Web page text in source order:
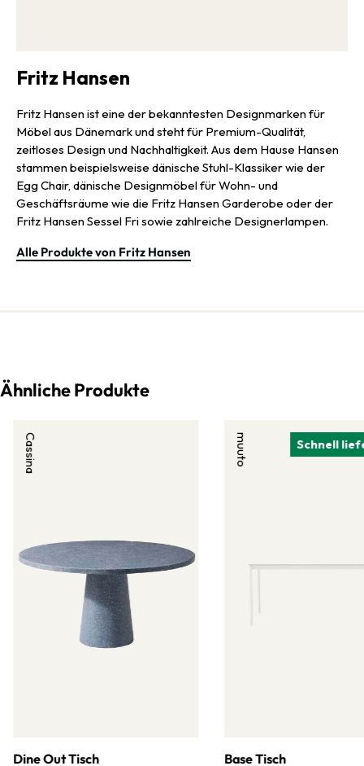
wunderschönen nordischen Einrichtungshighlight wird.
Fritz Hansen
Fritz Hansen ist eine der bekanntesten Designmarken für
Möbel aus Dänemark und steht für Premium-Qualität,
zeitloses Design und Nachhaltigkeit. Aus dem Hause Hansen
stammen beispielsweise dänische Stuhl-Klassiker wie der
Egg Chair, dänische Designmöbel für Wohn- und
Geschäftsräume wie die Fritz Hansen Garderobe oder der
Fritz Hansen Sessel Fri sowie zahlreiche Designerlampen.
Alle Produkte von Fritz Hansen
Ähnliche Produkte
Cassina
Dine Out Tisch
Schnell
muuto
Base Tisch